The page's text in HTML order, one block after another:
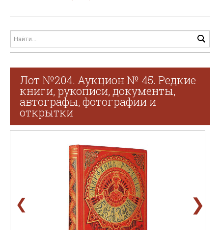
Лот №204. Аукцион № 45. Редкие
книги, рукописи, документы,
автографы, фотографии и
открытки
❮ ❯